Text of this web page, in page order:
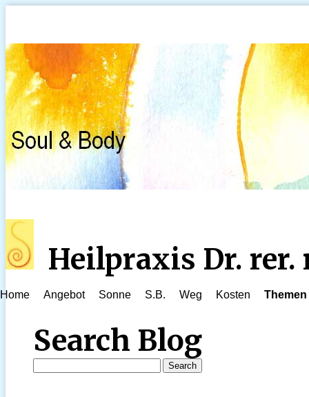
Heilpraxis Dr. rer.
Home Angebot Sonne S.B. Weg Kosten Themen
Search Blog